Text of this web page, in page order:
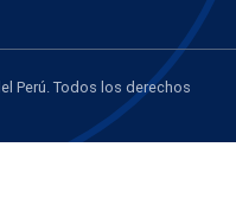
Perú. Todos los derechos